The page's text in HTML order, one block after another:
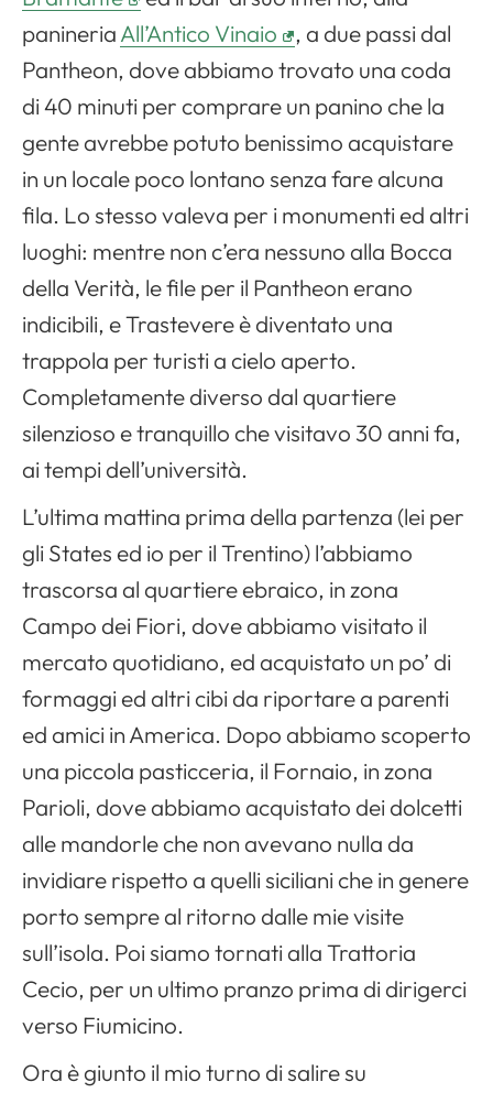
panineriaAll’Antico Vinaio
, a due passi dal
Pantheon, dove abbiamo trovato una coda
di 40 minuti per comprare un panino che la
gente avrebbe potuto benissimo acquistare
in un locale poco lontano senza fare alcuna
fila. Lo stesso valeva per i monumenti ed altri
luoghi: mentre non c’era nessuno alla Bocca
della Verità, le file per il Pantheon erano
indicibili, e Trastevere è diventato una
trappola per turisti a cielo aperto.
Completamente diverso dal quartiere
silenzioso e tranquillo che visitavo 30 anni fa,
ai tempi dell’università.
L’ultima mattina prima della partenza (lei per
gli States ed io per il Trentino) l’abbiamo
trascorsa al quartiere ebraico, in zona
Campo dei Fiori, dove abbiamo visitato il
mercato quotidiano, ed acquistato un po’ di
formaggi ed altri cibi da riportare a parenti
ed amici in America. Dopo abbiamo scoperto
una piccola pasticceria, il Fornaio, in zona
Parioli, dove abbiamo acquistato dei dolcetti
alle mandorle che non avevano nulla da
invidiare rispetto a quelli siciliani che in genere
porto sempre al ritorno dalle mie visite
sull’isola. Poi siamo tornati alla Trattoria
Cecio, per un ultimo pranzo prima di dirigerci
verso Fiumicino.
Ora è giunto il mio turno di salire su